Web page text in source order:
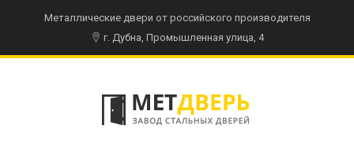
Металлические двери от российского производителя
г. Дубна, Промышленная улица, 4